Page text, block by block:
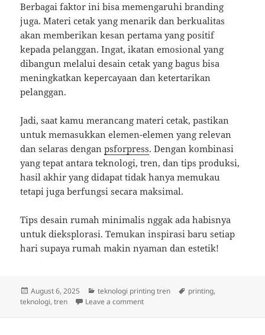
Berbagai faktor ini bisa memengaruhi branding
juga. Materi cetak yang menarik dan berkualitas
akan memberikan kesan pertama yang positif
kepada pelanggan. Ingat, ikatan emosional yang
dibangun melalui desain cetak yang bagus bisa
meningkatkan kepercayaan dan ketertarikan
pelanggan.
Jadi, saat kamu merancang materi cetak, pastikan
untuk memasukkan elemen-elemen yang relevan
dan selaras denganpsforpress. Dengan kombinasi
yang tepat antara teknologi, tren, dan tips produksi,
hasil akhir yang didapat tidak hanya memukau
tetapi juga berfungsi secara maksimal.
Tips desain rumah minimalis nggak ada habisnya
untuk dieksplorasi. Temukan inspirasi baru setiap
hari supaya rumah makin nyaman dan estetik!
Posted
on
August 6, 2025 Categories
teknologi printing tren Tags
printing,
teknologi,tren Leave a commenton Cetak Kreatif: Tips Canggih